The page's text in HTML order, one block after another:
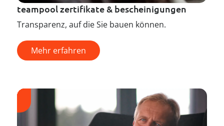
teampool zertifikate & bescheinigungen
Transparenz, auf die Sie bauen können.
Mehr erfahren